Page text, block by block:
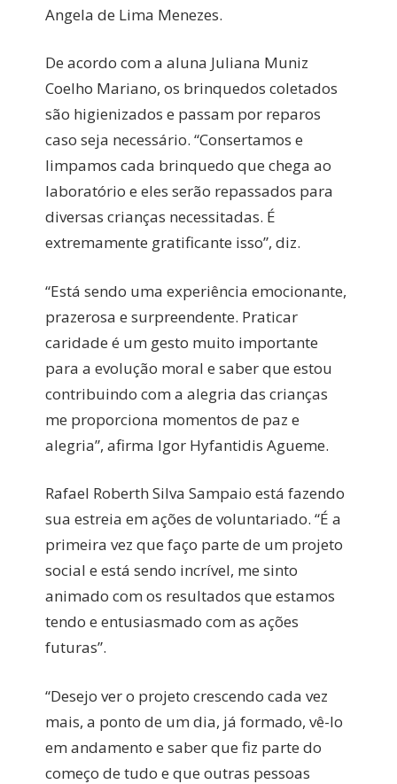
Angela de Lima Menezes.
De acordo com a aluna Juliana Muniz
Coelho Mariano, os brinquedos coletados
são higienizados e passam por reparos
caso seja necessário. “Consertamos e
limpamos cada brinquedo que chega ao
laboratório e eles serão repassados para
diversas crianças necessitadas. É
extremamente gratificante isso”, diz.
“Está sendo uma experiência emocionante,
prazerosa e surpreendente. Praticar
caridade é um gesto muito importante
para a evolução moral e saber que estou
contribuindo com a alegria das crianças
me proporciona momentos de paz e
alegria”, afirma Igor Hyfantidis Agueme.
Rafael Roberth Silva Sampaio está fazendo
sua estreia em ações de voluntariado. “É a
primeira vez que faço parte de um projeto
social e está sendo incrível, me sinto
animado com os resultados que estamos
tendo e entusiasmado com as ações
futuras”.
“Desejo ver o projeto crescendo cada vez
mais, a ponto de um dia, já formado, vê-lo
em andamento e saber que fiz parte do
começo de tudo e que outras pessoas